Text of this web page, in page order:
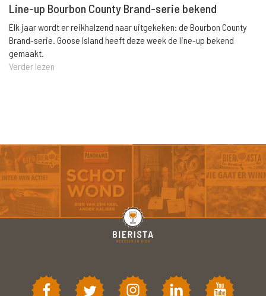
Line-up Bourbon County Brand-serie bekend
Elk jaar wordt er reikhalzend naar uitgekeken: de Bourbon County
Brand-serie. Goose Island heeft deze week de line-up bekend
gemaakt.
Verder lezen